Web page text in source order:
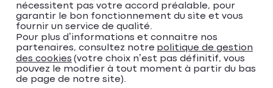
Accueil
Trouver votre agence Matmut
Auvergne-Rhône-Alpes
Isère
Trouver votre agence
Matmut
Veuillez renseigner une adresse
nécessitent pas votre accord préalable, pour
garantir le bon fonctionnement du site et vous
fournir un service de qualité.
Pour plus d’informations et connaitre nos
partenaires, consultez notre politique de gestion
des cookies (votre choix n’est pas définitif, vous
pouvez le modifier à tout moment à partir du bas
de page de notre site).